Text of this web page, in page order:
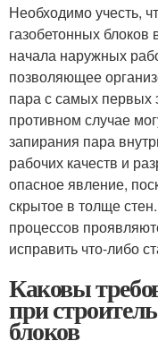
Необходимо учесть,
газобетонных
начала наружных
позволяющее
пара с самых первых
противном случае
запирания пара
рабочих качеств и
опасное явление,
скрытое в толще
процессов
исправить что-либо
Каковы
при
блоков